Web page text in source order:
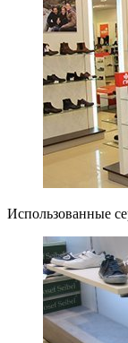
Использованные